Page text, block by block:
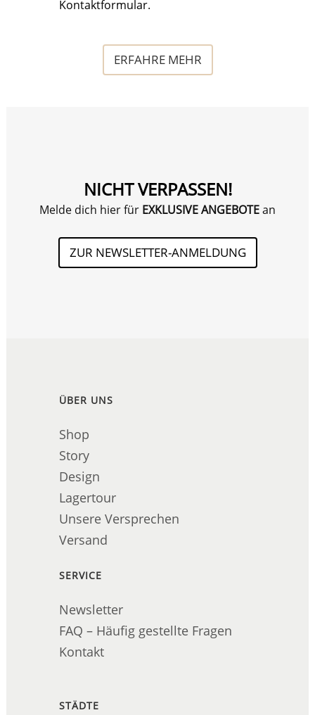
Kontaktformular.
ERFAHRE MEHR
NICHT VERPASSEN!
Melde dich hier für EXKLUSIVE ANGEBOTEan
ZUR NEWSLETTER-ANMELDUNG
ÜBER UNS
Shop
Story
Design
Lagertour
Unsere Versprechen
Versand
SERVICE
Newsletter
FAQ – Häufig gestellte Fragen
Kontakt
STÄDTE